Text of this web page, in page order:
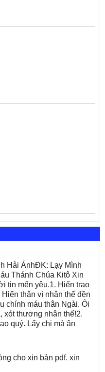
Hải ÁnhĐK: Lạy Mình
Thánh Chúa Kitô Xin
tin mến yêu.1. Hiến trao
thân vì nhân thế đền
chính máu thân Ngài. Ôi
xót thương nhân thế!2.
quý. Lấy chi mà ân
cho xin bản pdf. xin